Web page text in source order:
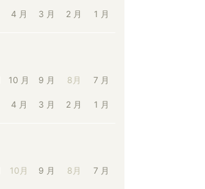
4 月 3 月 2 月 1 月
10 月 9 月 8月 7 月
4 月 3 月 2 月 1 月
10月 9 月 8月 7 月